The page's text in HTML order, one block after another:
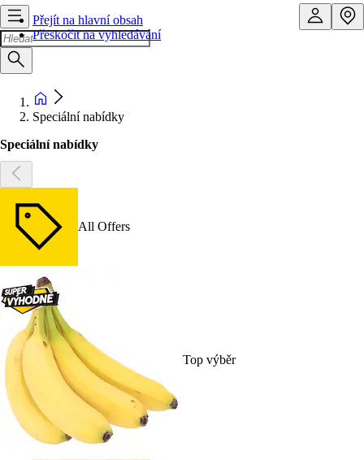
Přejít na hlavní obsah
Přeskočit na vyhledávání
Speciální nabídky
Speciální nabídky
All Offers
Top výběr